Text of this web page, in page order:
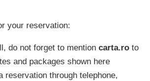
your reservation:
do not forget to mention carta.ro to
and packages shown here
reservation through telephone,